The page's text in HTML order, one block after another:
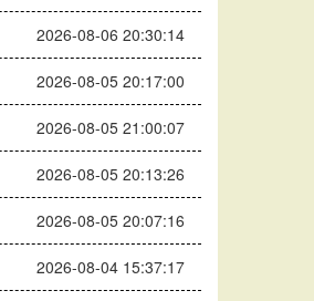
2026-08-06 20:30:14
2026-08-05 20:17:00
2026-08-05 21:00:07
2026-08-05 20:13:26
2026-08-05 20:07:16
2026-08-04 15:37:17